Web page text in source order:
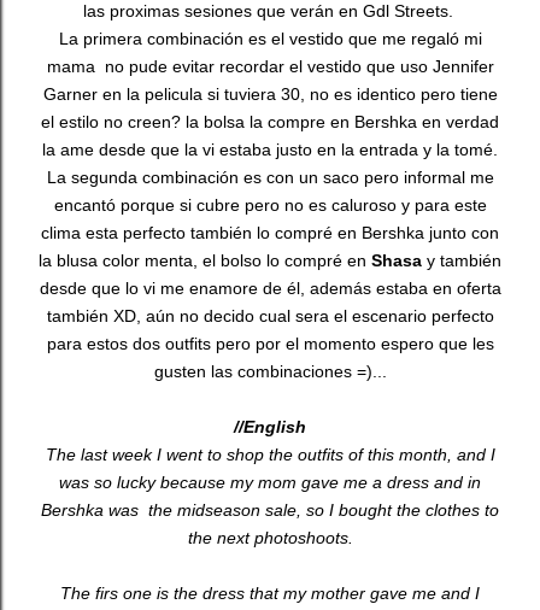
las proximas sesiones que verán en Gdl Streets.
La primera combinación es el vestido que me regaló mi
mama no pude evitar recordar el vestido que uso Jennifer
Garner en la pelicula si tuviera 30, no es identico pero tiene
el estilo no creen? la bolsa la compre en Bershka en verdad
la ame desde que la vi estaba justo en la entrada y la tomé.
La segunda combinación es con un saco pero informal me
encantó porque si cubre pero no es caluroso y para este
clima esta perfecto también lo compré en Bershka junto con
la blusa color menta, el bolso lo compré en Shasa y también
desde que lo vi me enamore de él, además estaba en oferta
también XD, aún no decido cual sera el escenario perfecto
para estos dos outfits pero por el momento espero que les
gusten las combinaciones =)...
//English
The last week I went to shop the outfits of this month, and I
was so lucky because my mom gave me a dress and in
Bershka was the midseason sale, so I bought the clothes to
the next photoshoots.
The firs one is the dress that my mother gave me and I